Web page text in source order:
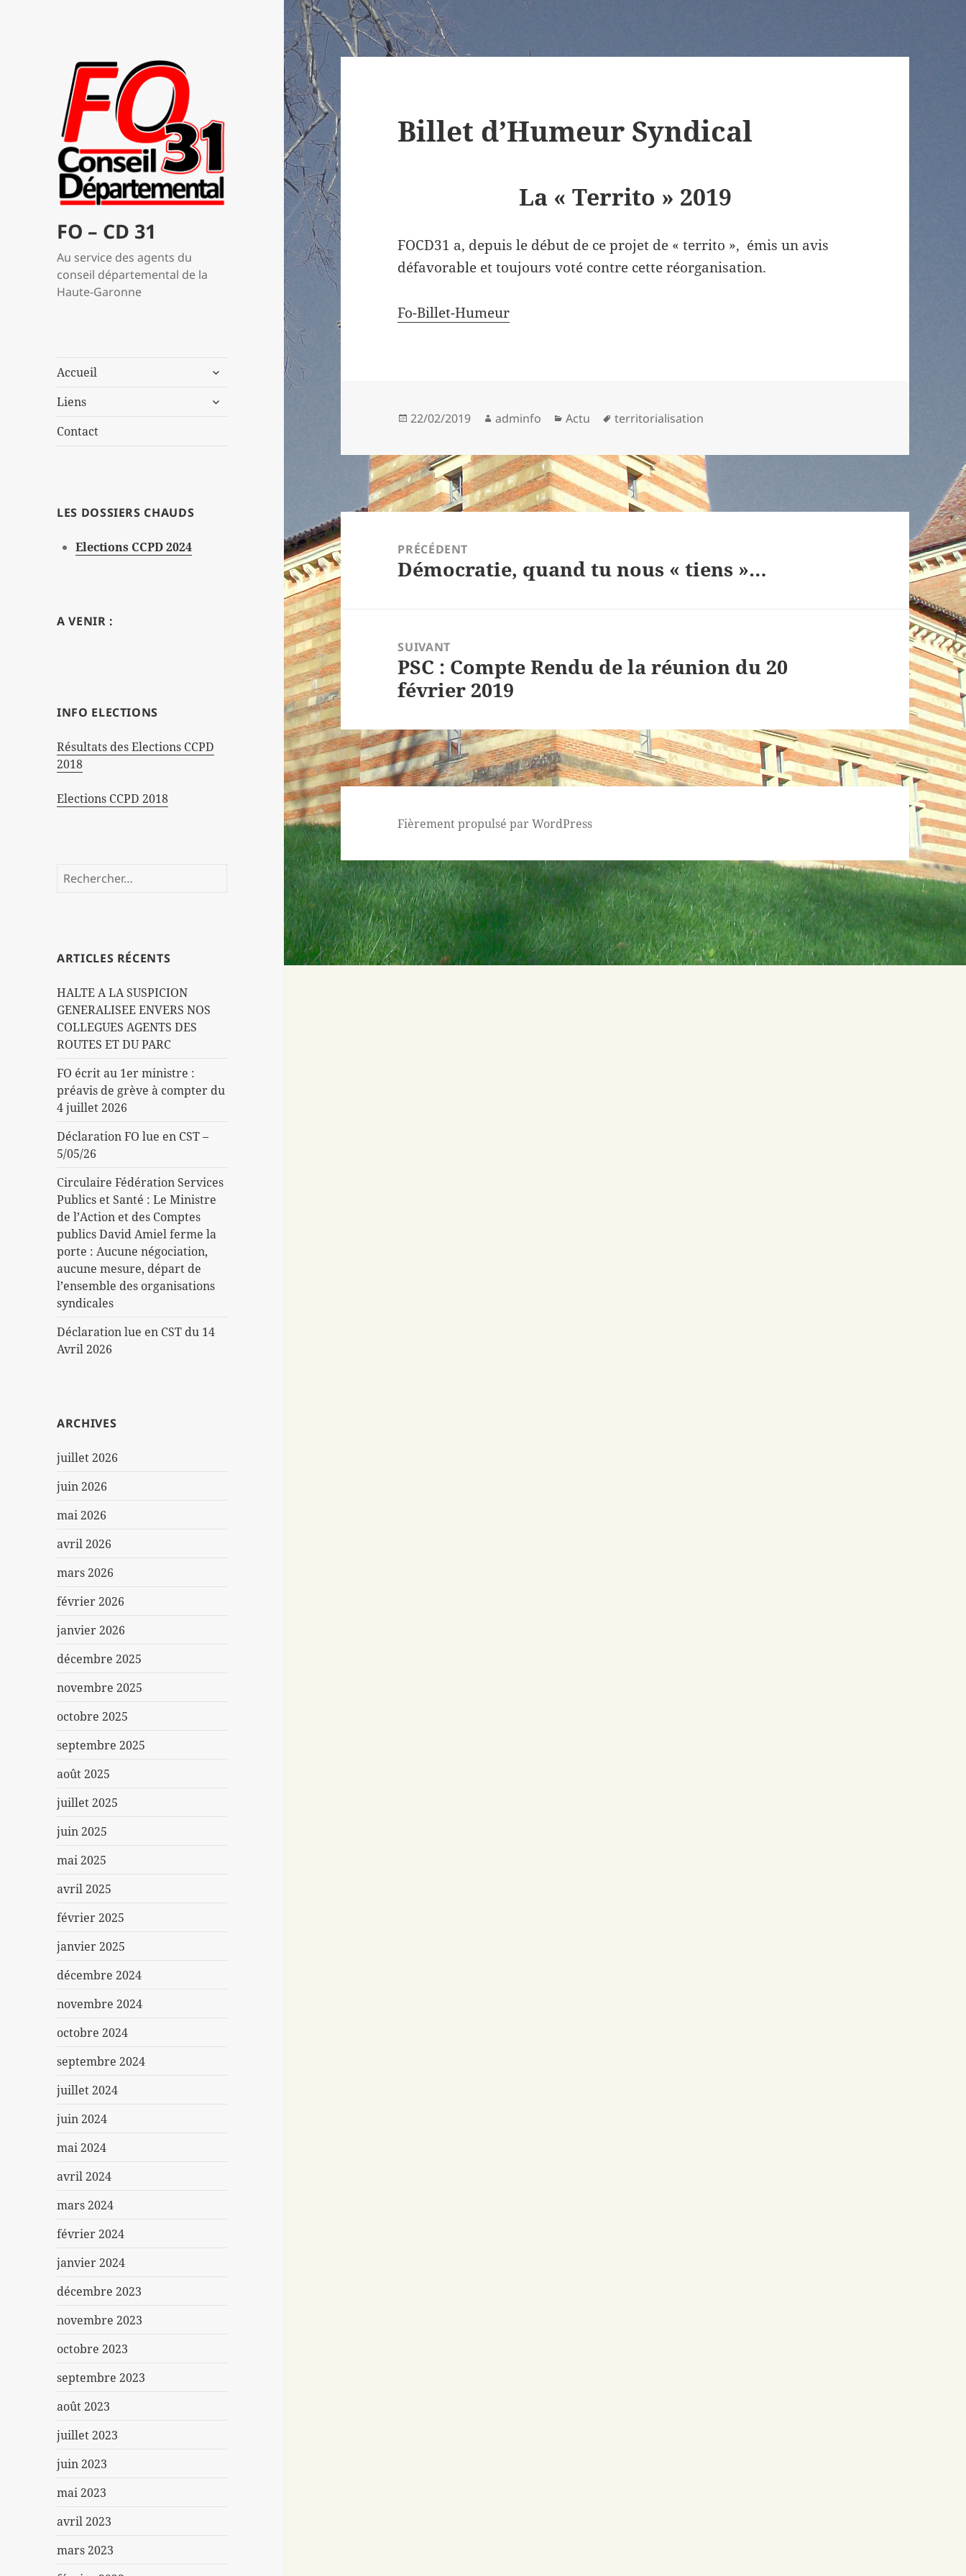
FO – CD 31
Au service des agents du
conseil départemental de la
Haute-Garonne
Accueil
ouvrir
sous-
Liens
ouvrir
Contact
LES DOSSIERS CHAUDS
Elections CCPD 2024
A VENIR :
INFO ELECTIONS
Résultats des Elections CCPD
2018
Elections CCPD 2018
Rechercher :
ARTICLES RÉCENTS
HALTE A LA SUSPICION
GENERALISEE ENVERS NOS
COLLEGUES AGENTS DES
ROUTES ET DU PARC
FO écrit au 1er ministre :
préavis de grève à compter du
4 juillet 2026
Déclaration FO lue en CST –
5/05/26
Circulaire Fédération Services
Publics et Santé : Le Ministre
de l’Action et des Comptes
publics David Amiel ferme la
porte : Aucune négociation,
aucune mesure, départ de
l’ensemble des organisations
syndicales
Déclaration lue en CST du 14
Avril 2026
ARCHIVES
juillet 2026
juin 2026
mai 2026
avril 2026
mars 2026
février 2026
janvier 2026
décembre 2025
novembre 2025
octobre 2025
septembre 2025
août 2025
juillet 2025
juin 2025
mai 2025
avril 2025
février 2025
janvier 2025
décembre 2024
novembre 2024
octobre 2024
septembre 2024
juillet 2024
juin 2024
mai 2024
avril 2024
mars 2024
février 2024
janvier 2024
décembre 2023
novembre 2023
octobre 2023
septembre 2023
août 2023
juillet 2023
juin 2023
mai 2023
avril 2023
mars 2023
Billet d’Humeur Syndical
La « Territo » 2019
FOCD31 a, depuis le début de ce projet de « territo », émis un avis
défavorable et toujours voté contre cette réorganisation.
Fo-Billet-Humeur
Publié
22/02/2019 Auteur
adminfo Catégories
Actu
Mots-
territorialisation
Navigation
de
l’article
PRÉCÉDENT
Article
Démocratie, quand tu nous « tiens »…
SUIVANT
Article
suivant :
PSC : Compte Rendu de la réunion du 20
février 2019
Fièrement propulsé par WordPress